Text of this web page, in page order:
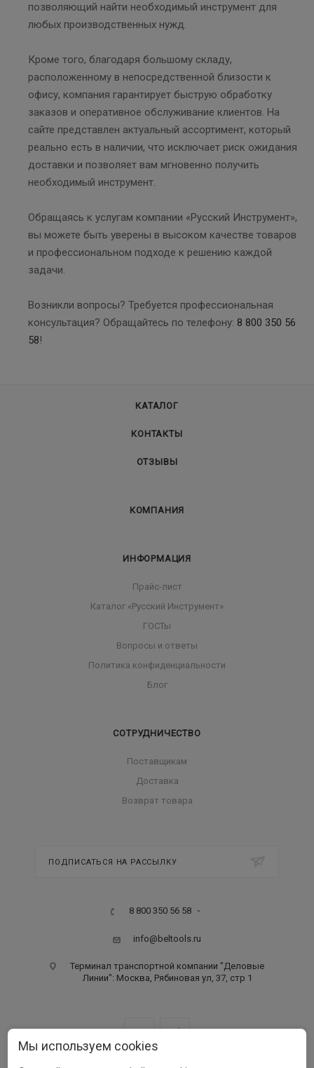
позволяющий найти необходимый инструмент для
любых производственных нужд.
Кроме того, благодаря большому складу,
расположенному в непосредственной близости к
офису, компания гарантирует быструю обработку
заказов и оперативное обслуживание клиентов. На
сайте представлен актуальный ассортимент, который
реально есть в наличии, что исключает риск ожидания
доставки и позволяет вам мгновенно получить
необходимый инструмент.
Обращаясь к услугам компании «Русский Инструмент»,
вы можете быть уверены в высоком качестве товаров
и профессиональном подходе к решению каждой
задачи.
Возникли вопросы? Требуется профессиональная
консультация? Обращайтесь по телефону: 8 800 350 56
58!
КАТАЛОГ
КОНТАКТЫ
ОТЗЫВЫ
КОМПАНИЯ
ИНФОРМАЦИЯ
Прайс-лист
Каталог «Русский Инструмент»
ГОСТы
Вопросы и ответы
Политика конфиденциальности
Блог
СОТРУДНИЧЕСТВО
Поставщикам
Доставка
Возврат товара
ПОДПИСАТЬСЯ НА РАССЫЛКУ
8 800 350 56 58
info@beltools.ru
Терминал транспортной компании "Деловые
Линии": Москва, Рябиновая ул, 37, стр 1
Мы используем cookies